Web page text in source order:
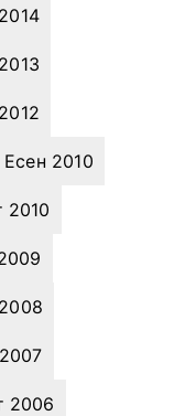
Есен 2010
2010
2006